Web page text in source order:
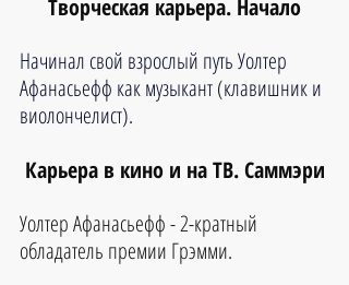
Творческая карьера. Начало
Начинал свой взрослый путь Уолтер
Афанасьефф как музыкант (клавишник и
виолончелист).
Карьера в кино и на ТВ. Саммэри
Уолтер Афанасьефф - 2-кратный
обладатель премии Грэмми.